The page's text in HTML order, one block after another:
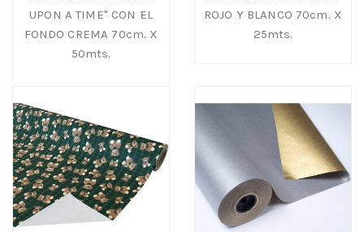
UPON A TIME" CON EL
FONDO CREMA 70cm. X
50mts.
ROJO Y BLANCO 70cm. X
25mts.